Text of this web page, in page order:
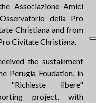
Associazione Amici
della Pro
Christiana and from
Civitate Christiana.
the sustainment
Perugia Foudation, in
"Richieste libere"
project, with